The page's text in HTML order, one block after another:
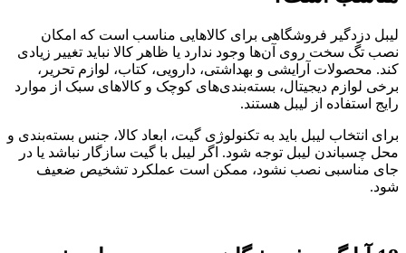
لیبل دزدگیر فروشگاهی برای کالاهایی مناسب است که امکان
نصب تگ سخت روی آن‌ها وجود ندارد یا ظاهر کالا نباید تغییر زیادی
کند. محصولات آرایشی و بهداشتی، دارویی، کتاب، لوازم تحریر،
برخی لوازم دیجیتال، بسته‌بندی‌های کوچک و کالاهای سبک از موارد
رایج استفاده از لیبل هستند.
برای انتخاب لیبل باید به تکنولوژی گیت، ابعاد کالا، جنس بسته‌بندی و
محل چسباندن لیبل توجه شود. اگر لیبل با گیت سازگار نباشد یا در
جای مناسبی نصب نشود، ممکن است عملکرد تشخیص ضعیف
شود.